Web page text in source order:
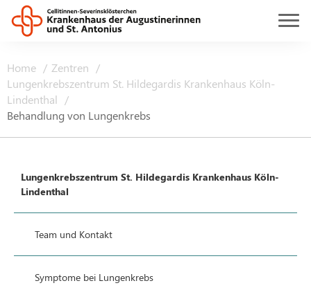
Home
Zentren
Lungenkrebszentrum St. Hildegardis Krankenhaus Köln-
Lindenthal
Behandlung von Lungenkrebs
Lungenkrebszentrum St. Hildegardis Krankenhaus Köln-
Lindenthal
Team und Kontakt
Symptome bei Lungenkrebs